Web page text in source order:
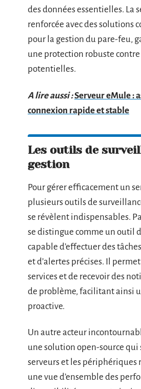
des données essentielles. La
renforcée avec des solutions
pour la gestion du pare-feu,
une protection robuste contre
potentielles.
A lire aussi :Serveur eMule :
connexion rapide et stable
Les outils de
gestion
Pour gérer efficacement un
plusieurs outils de
se révèlent indispensables.
se distingue comme un outil
capable d’effectuer des
et d’alertes précises. Il
services et de recevoir des
de problème, facilitant ainsi
proactive.
Un autre acteur
une solution open-source qui
serveurs et les périphériques
une vue d’ensemble des